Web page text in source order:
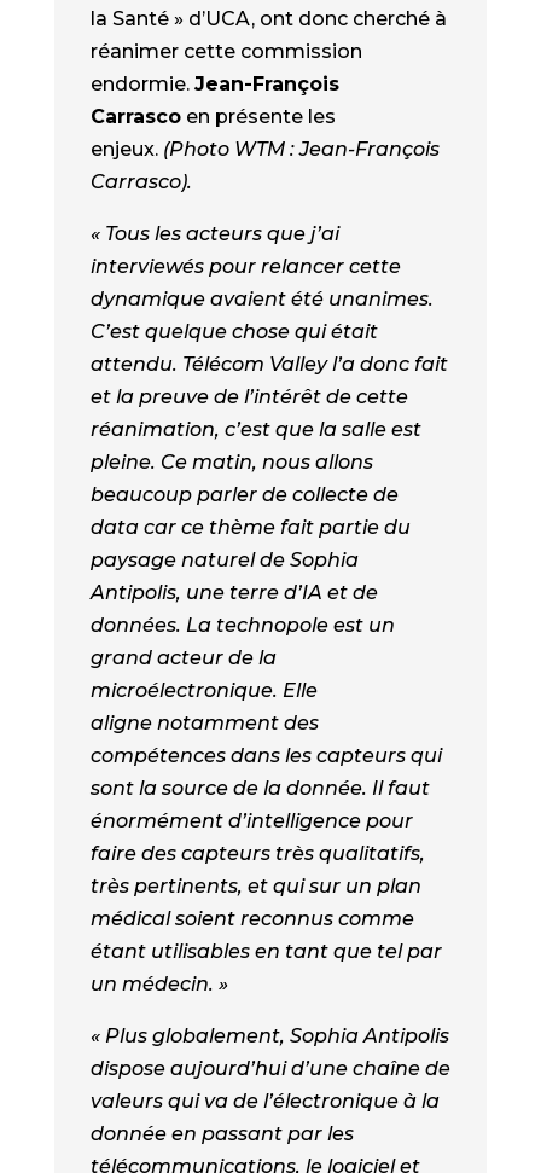
la Santé » d’UCA, ont donc cherché à
réanimer cette commission
endormie. Jean-François
Carrasco en présente les
enjeux. (Photo WTM : Jean-François
Carrasco).
« Tous les acteurs que j’ai
interviewés pour relancer cette
dynamique avaient été unanimes.
C’est quelque chose qui était
attendu. Télécom Valley l’a donc fait
et la preuve de l’intérêt de cette
réanimation, c’est que la salle est
pleine. Ce matin, nous allons
beaucoup parler de collecte de
data car ce thème fait partie du
paysage naturel de Sophia
Antipolis, une terre d’IA et de
données. La technopole est un
grand acteur de la
microélectronique. Elle
aligne notamment des
compétences dans les capteurs qui
sont la source de la donnée. Il faut
énormément d’intelligence pour
faire des capteurs très qualitatifs,
très pertinents, et qui sur un plan
médical soient reconnus comme
étant utilisables en tant que tel par
un médecin. »
« Plus globalement, Sophia Antipolis
dispose aujourd’hui d’une chaîne de
valeurs qui va de l’électronique à la
donnée en passant par les
télécommunications, le logiciel et